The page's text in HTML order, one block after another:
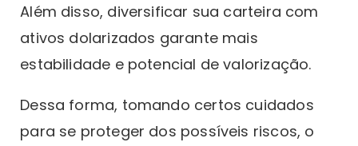
Além disso, diversificar sua carteira com
ativos dolarizados garante mais
estabilidade e potencial de valorização.
Dessa forma, tomando certos cuidados
para se proteger dos possíveis riscos, o